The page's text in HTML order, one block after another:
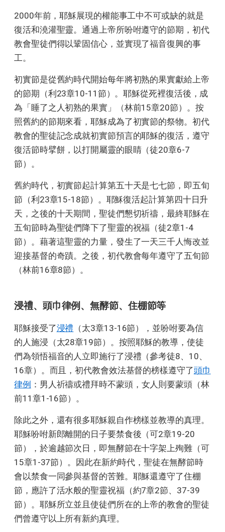
2000年前，耶穌展現的權能事工中不可或缺的就是
復活和澆灌聖靈。通過上帝所吩咐遵守的節期，初代
教會聖徒們得以鞏固信心，並實現了福音復興的事
工。
初實節是從舊約時代開始每年將初熟的果實獻給上帝
的節期（利23章10-11節）。耶穌從死裡復活後，成
為「睡了之人初熟的果實」（林前15章20節）。按
照舊約的節期來看，耶穌成為了初實節的祭物。初代
教會的聖徒記念成就初實節預言的耶穌的復活，遵守
復活節時擘餅，以打開屬靈的眼睛（徒20章6-7
節）。
舊約時代，初實節起計算第五十天是七七節，即五旬
節（利23章15-18節）。耶穌復活起計算第四十日升
天，之後的十天期間，聖徒們懇切祈禱，最終耶穌在
五旬節時為聖徒們降下了聖靈的祝福（徒2章1-4
節）。藉著這聖靈的力量，發生了一天三千人悔改並
迎接基督的奇蹟。之後，初代教會每年遵守了五旬節
（林前16章8節）。
浸禮、頭巾律例、無酵節、住棚節等
耶穌接受了浸禮 （太3章13-16節），並吩咐要為信
的人施浸（太28章19節）。按照耶穌的教導，使徒
們為領悟福音的人立即施行了浸禮（參考徒8、10、
16章）。而且，初代教會效法基督的榜樣遵守了頭巾
律例 ：男人祈禱或禮拜時不蒙頭，女人則要蒙頭（林
前11章1-16節）。
除此之外，還有很多耶穌親自作榜樣並教導的真理。
耶穌吩咐新郎離開的日子要禁食後（可2章19-20
節），於逾越節次日，即無酵節在十字架上殉難（可
15章1-37節）。因此在新約時代，聖徒在無酵節時
會以禁食一同參與基督的苦難。耶穌還遵守了住棚
節，應許了活水般的聖靈祝福（約7章2節、37-39
節）。耶穌所立並且使徒們所在的上帝的教會的聖徒
們曾遵守以上所有新約真理。